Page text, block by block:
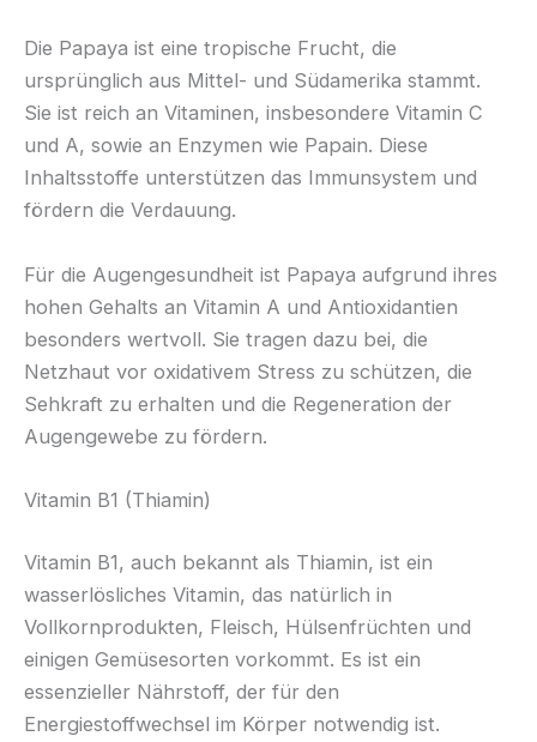
Die Papaya ist eine tropische Frucht, die
ursprünglich aus Mittel- und Südamerika stammt.
Sie ist reich an Vitaminen, insbesondere Vitamin C
und A, sowie an Enzymen wie Papain. Diese
Inhaltsstoffe unterstützen das Immunsystem und
fördern die Verdauung.
Für die Augengesundheit ist Papaya aufgrund ihres
hohen Gehalts an Vitamin A und Antioxidantien
besonders wertvoll. Sie tragen dazu bei, die
Netzhaut vor oxidativem Stress zu schützen, die
Sehkraft zu erhalten und die Regeneration der
Augengewebe zu fördern.
Vitamin B1 (Thiamin)
Vitamin B1, auch bekannt als Thiamin, ist ein
wasserlösliches Vitamin, das natürlich in
Vollkornprodukten, Fleisch, Hülsenfrüchten und
einigen Gemüsesorten vorkommt. Es ist ein
essenzieller Nährstoff, der für den
Energiestoffwechsel im Körper notwendig ist.